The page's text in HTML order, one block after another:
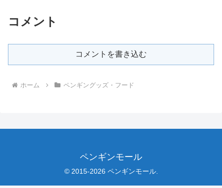
コメント
コメントを書き込む
ホーム ペンギングッズ・フード
ペンギンモール
© 2015-2026 ペンギンモール.